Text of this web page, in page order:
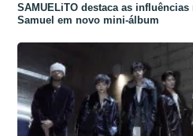
SAMUELiTO destaca as
Samuel em novo mini-álbum